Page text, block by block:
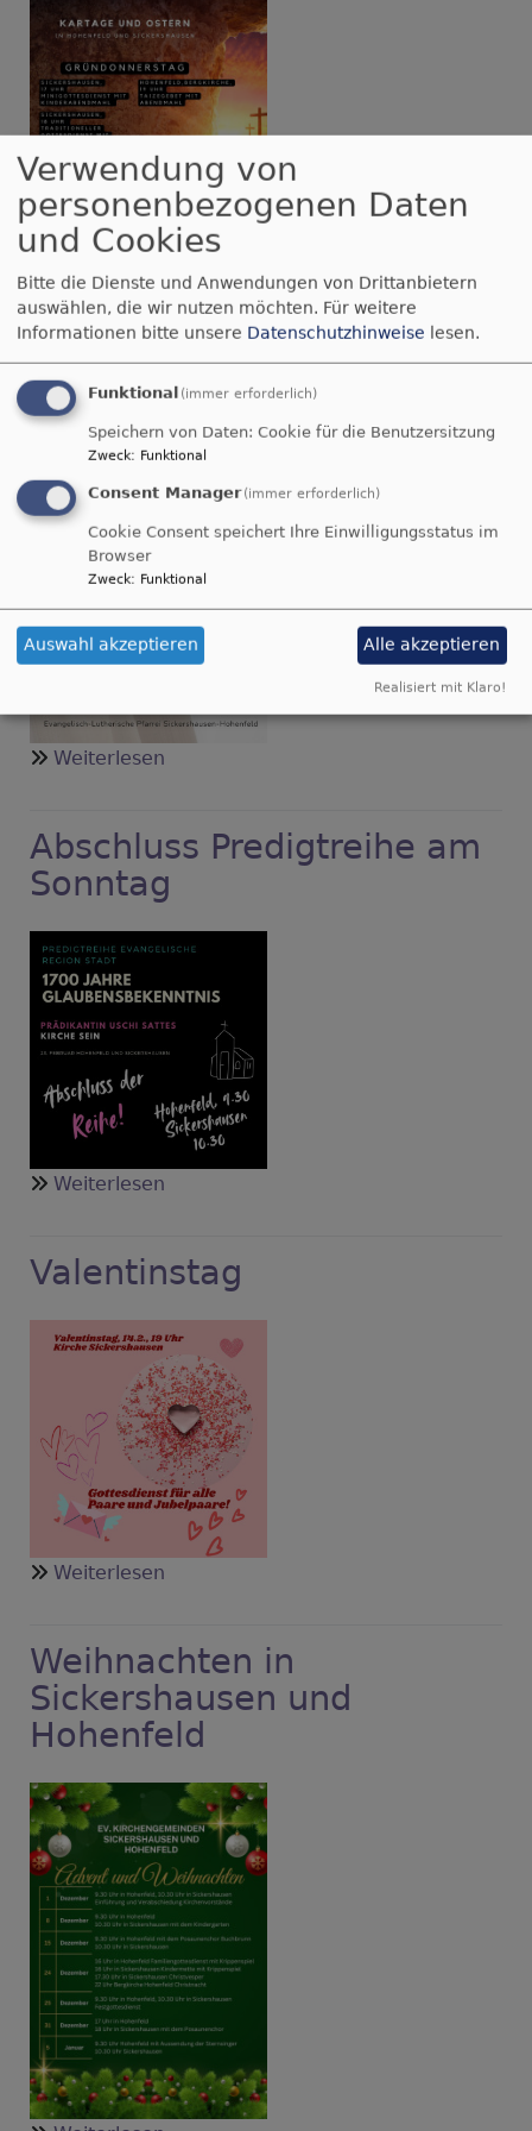
Weiterlesenüber
Gottesdienste
rund
Ostern
Vorstellungsgottesdienst
der Konfis
Weiterlesen
Konfis
Abschluss Predigtreihe am
Sonntag
Weiterlesen
am
Sonntag
Valentinstag
Weiterlesen
Weihnachten in
Sickershausen und
Hohenfeld
Verwendung von
personenbezogenen Daten
und Cookies
Bitte die Dienste und Anwendungen von Drittanbietern
auswählen, die wir nutzen möchten. Für weitere
Informationen bitte unsere Datenschutzhinweise lesen.
Funktional (immer erforderlich)
Speichern von Daten: Cookie für die Benutzersitzung
Zweck: Funktional
Consent Manager (immer erforderlich)
Cookie Consent speichert Ihre Einwilligungsstatus im
Browser
Zweck: Funktional
Auswahl akzeptieren Alle akzeptieren
Realisiert mit Klaro!